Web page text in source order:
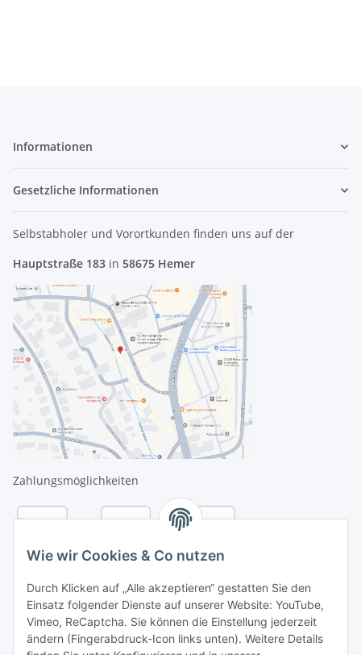
Wie wir Cookies & Co nutzen
Durch Klicken auf „Alle akzeptieren“ gestatten Sie den
Einsatz folgender Dienste auf unserer Website: YouTube,
Vimeo, ReCaptcha. Sie können die Einstellung jederzeit
ändern (Fingerabdruck-Icon links unten). Weitere Details
Informationen
Gesetzliche Informationen
Selbstabholer und Vorortkunden finden uns auf der
Hauptstraße 183 in 58675 Hemer
Zahlungsmöglichkeiten